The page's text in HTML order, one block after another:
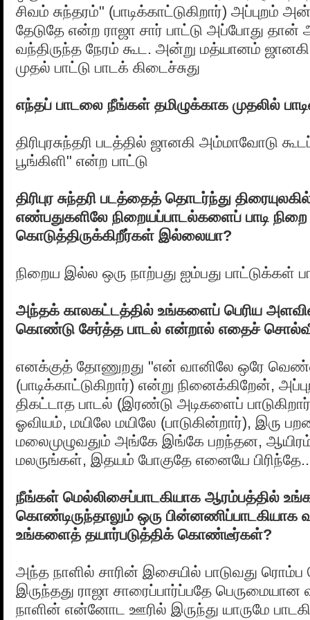
சிவம் சுந்தரம்" (பாடிக்காட்டுகிறார்)
தேடுதே என்ற ராஜா சார் பாட்டு அப்போது தான்
வந்திருந்த நேரம் கூட. அன்று மத்யானம்
முதல் பாட்டு பாடக் கிடைச்சுது
எந்தப் பாடலை நீங்கள் தமிழுக்காக முதலில்
திரிபுரசுந்தரி படத்தில் ஜானகி அம்மாவோடு
பூங்கிளி" என்ற பாட்டு
திரிபுர சுந்தரி படத்தைத் தொடர்ந்து
எண்பதுகளிலே நிறையப்பாடல்களைப் பாடி
கொடுத்திருக்கிறீர்கள் இல்லையா?
நிறைய இல்ல ஒரு நாற்பது ஐம்பது பாட்டுக்கள்
அந்தக் காலகட்டத்தில் உங்களைப் பெரிய
கொண்டு சேர்த்த பாடல் என்றால் எதைச்
எனக்குத் தோணுறது "என் வானிலே ஒரே
(பாடிக்காட்டுகிறார்) என்று நினைக்கிறேன்,
திகட்டாத பாடல் (இரண்டு அடிகளைப்
ஓவியம், மயிலே மயிலே (பாடுகின்றார்), இரு
மலைமுழுவதும் அங்கே இங்கே பறந்தன,
மலருங்கள், இதயம் போகுதே எனையே
நீங்கள் மெல்லிசைப்பாடகியாக ஆரம்பத்தில்
கொண்டிருந்தாலும் ஒரு பின்னணிப்பாடகியாக
உங்களைத் தயார்படுத்திக் கொண்டீர்கள்?
அந்த நாளில் சாரின் இசையில் பாடுவது ரொம்ப
இருந்தது ராஜா சாரைப்பார்ப்பதே
நாளின் என்னோட ஊரில் இருந்து யாருமே